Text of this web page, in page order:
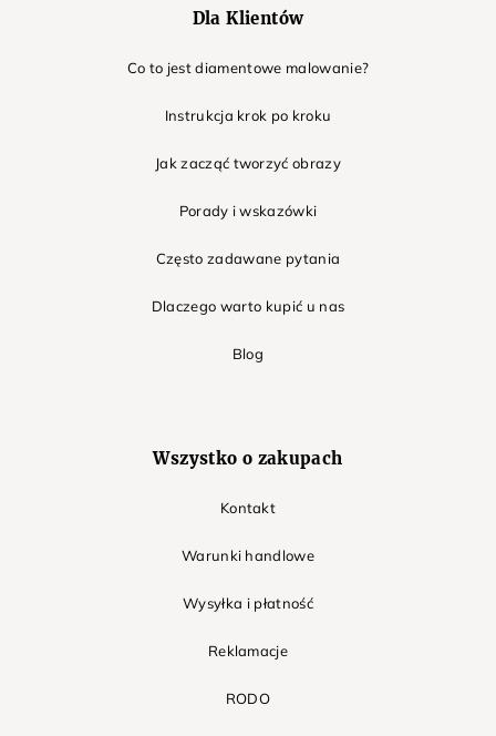
Dla Klientów
Co to jest diamentowe malowanie?
Instrukcja krok po kroku
Jak zacząć tworzyć obrazy
Porady i wskazówki
Często zadawane pytania
Dlaczego warto kupić u nas
Blog
Wszystko o zakupach
Kontakt
Warunki handlowe
Wysyłka i płatność
Reklamacje
RODO